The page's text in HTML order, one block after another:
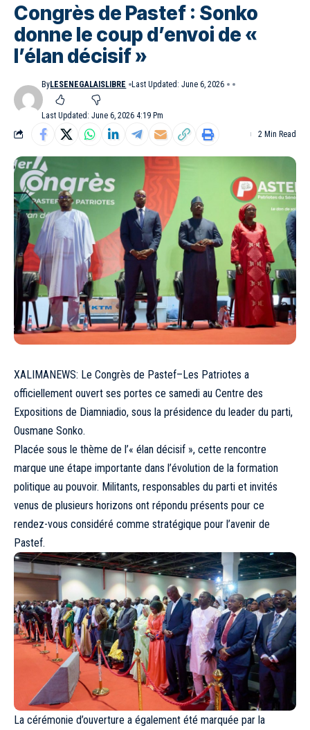
Congrès de Pastef : Sonko
donne le coup d’envoi de «
l’élan décisif »
Last Updated: June 6, 2026 4:19 Pm
ByLESENEGALAISLIBRE Last Updated: June 6, 2026
2 Min Read
XALIMANEWS: Le Congrès de Pastef–Les Patriotes a
officiellement ouvert ses portes ce samedi au Centre des
Expositions de Diamniadio, sous la présidence du leader du parti,
Ousmane Sonko.
Placée sous le thème de l’« élan décisif », cette rencontre
marque une étape importante dans l’évolution de la formation
politique au pouvoir. Militants, responsables du parti et invités
venus de plusieurs horizons ont répondu présents pour ce
rendez-vous considéré comme stratégique pour l’avenir de
Pastef.
La cérémonie d’ouverture a également été marquée par la